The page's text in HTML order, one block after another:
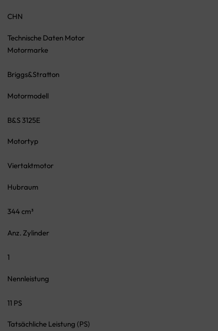
CHN
Technische Daten Motor
Motormarke
Briggs&Stratton
Motormodell
B&S 3125E
Motortyp
Viertaktmotor
Hubraum
344 cm³
Anz. Zylinder
1
Nennleistung
11 PS
Tatsächliche Leistung (PS)